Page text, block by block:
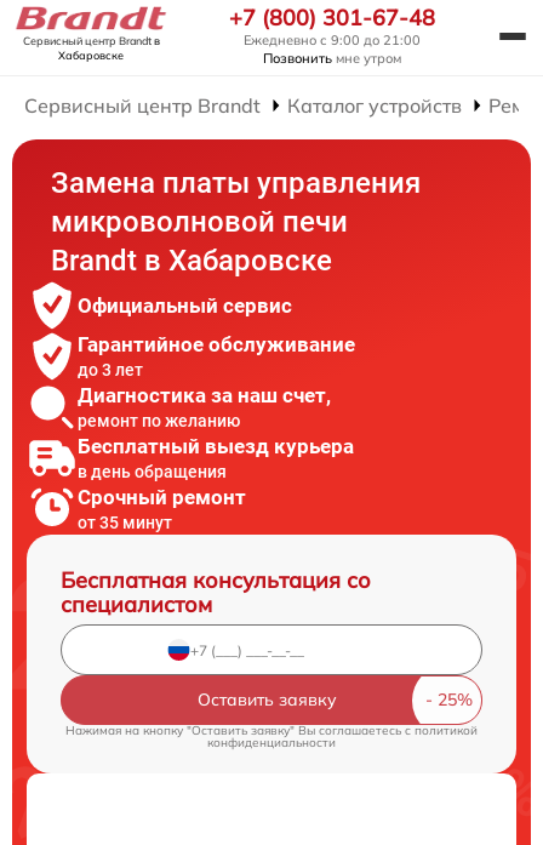
Сервисный центр Brandtв
Хабаровске
+7 (800) 301-67-48
Ежедневно с 9:00 до 21:00
Позвонить мне утром
Сервисный центр Brandt Каталог устройств
Замена платы управления
микроволновой печи
Brandt в Хабаровске
Официальный сервис
Гарантийное обслуживание
до 3 лет
Диагностика за наш счет,
ремонт по желанию
Бесплатный выезд курьера
в день обращения
Срочный ремонт
от 35 минут
Бесплатная консультация со
специалистом
Оставить заявку
Нажимая на кнопку "Оставить заявку" Вы соглашаетесь cполитикой
конфиденциальности